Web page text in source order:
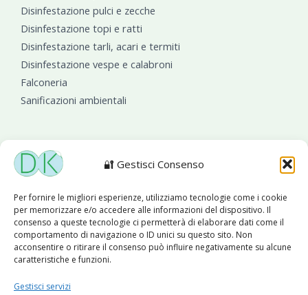
🔐 Gestisci Consenso
Per fornire le migliori esperienze, utilizziamo tecnologie come i cookie
per memorizzare e/o accedere alle informazioni del dispositivo. Il
consenso a queste tecnologie ci permetterà di elaborare dati come il
comportamento di navigazione o ID unici su questo sito. Non
acconsentire o ritirare il consenso può influire negativamente su alcune
caratteristiche e funzioni.
Gestisci servizi
Disinfestazione pulci e zecche
Disinfestazione topi e ratti
Disinfestazione tarli, acari e termiti
Disinfestazione vespe e calabroni
Falconeria
Sanificazioni ambientali
Diseko Group è sponsor del PISA S.C.